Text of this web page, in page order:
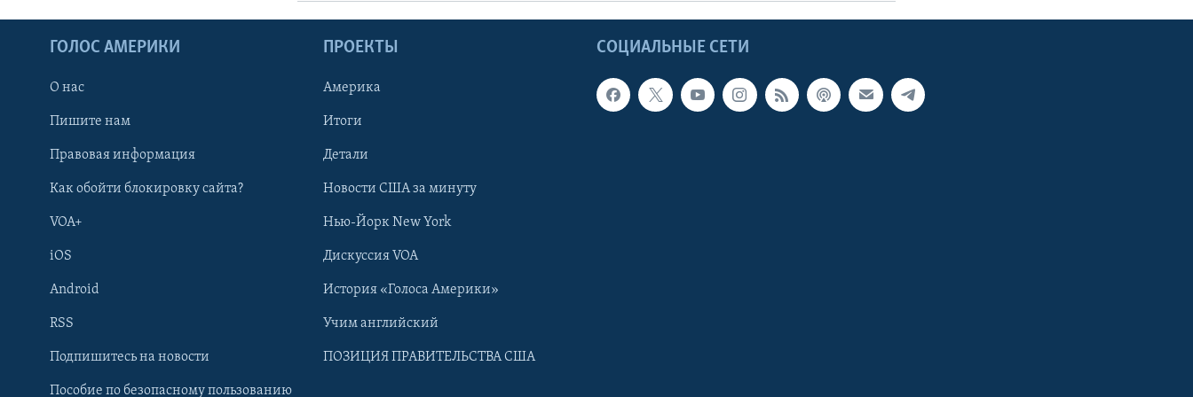
Learning English
СОЦИАЛЬНЫЕ СЕТИ
ГОЛОС АМЕРИКИ
О нас
Пишите нам
Правовая информация
Как обойти блокировку сайта?
VOA+
iOS
Android
RSS
Подпишитесь на новости
Пособие по безопасному пользованию
ПРОЕКТЫ
Америка
Итоги
Детали
Новости США за минуту
Нью-Йорк New York
Дискуссия VOA
История «Голоса Америки»
Учим английский
ПОЗИЦИЯ ПРАВИТЕЛЬСТВА США